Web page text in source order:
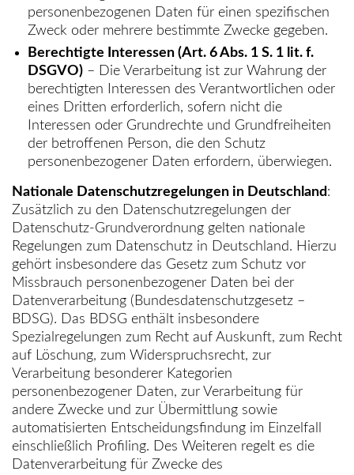
personenbezogenen Daten für einen spezifischen
Zweck oder mehrere bestimmte Zwecke gegeben.
Berechtigte Interessen (Art. 6 Abs. 1 S. 1 lit. f.
DSGVO) – Die Verarbeitung ist zur Wahrung der
berechtigten Interessen des Verantwortlichen oder
eines Dritten erforderlich, sofern nicht die
Interessen oder Grundrechte und Grundfreiheiten
der betroffenen Person, die den Schutz
personenbezogener Daten erfordern, überwiegen.
Nationale Datenschutzregelungen in Deutschland:
Zusätzlich zu den Datenschutzregelungen der
Datenschutz-Grundverordnung gelten nationale
Regelungen zum Datenschutz in Deutschland. Hierzu
gehört insbesondere das Gesetz zum Schutz vor
Missbrauch personenbezogener Daten bei der
Datenverarbeitung (Bundesdatenschutzgesetz –
BDSG). Das BDSG enthält insbesondere
Spezialregelungen zum Recht auf Auskunft, zum Recht
auf Löschung, zum Widerspruchsrecht, zur
Verarbeitung besonderer Kategorien
personenbezogener Daten, zur Verarbeitung für
andere Zwecke und zur Übermittlung sowie
automatisierten Entscheidungsfindung im Einzelfall
einschließlich Profiling. Des Weiteren regelt es die
Datenverarbeitung für Zwecke des